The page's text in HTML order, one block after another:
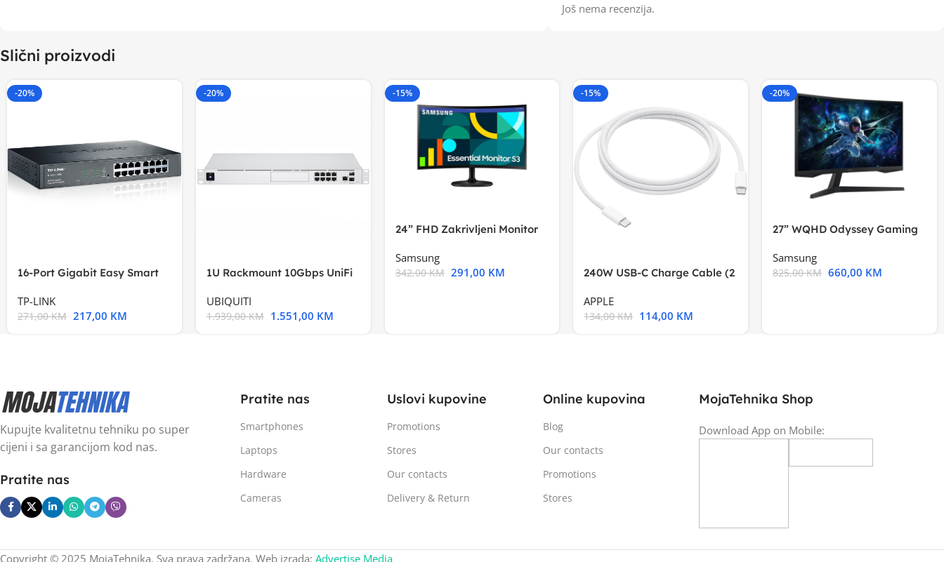
Još nema recenzija.
Slični proizvodi
-20%
16-Port Gigabit Easy Smart
TP-LINK
271,00KM 217,00 KM
-20%
1U Rackmount 10Gbps UniFi
UBIQUITI
1.939,00KM 1.551,00 KM
-15%
24” FHD Zakrivljeni Monitor
Samsung
342,00KM 291,00 KM
-15%
240W USB-C Charge Cable (2
APPLE
134,00KM 114,00 KM
-20%
27” WQHD Odyssey Gaming
Samsung
825,00KM 660,00 KM
Kupujte kvalitetnu tehniku po super
cijeni i sa garancijom kod nas.
Pratite nas
Pratite nas
Smartphones
Laptops
Hardware
Cameras
Uslovi kupovine
Promotions
Stores
Our contacts
Delivery & Return
Online kupovina
Blog
Our contacts
Promotions
Stores
MojaTehnika Shop
Download App on Mobile:
Copyright © 2025 MojaTehnika. Sva prava zadržana. Web izrada: Advertise Media